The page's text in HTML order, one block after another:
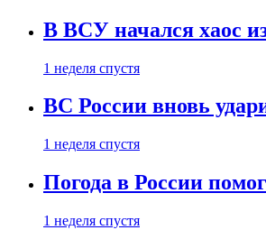
В ВСУ начался хаос
1 неделя спустя
ВС России вновь
1 неделя спустя
Погода в России
1 неделя спустя